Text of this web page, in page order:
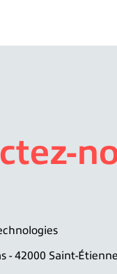
- 42000 Saint-